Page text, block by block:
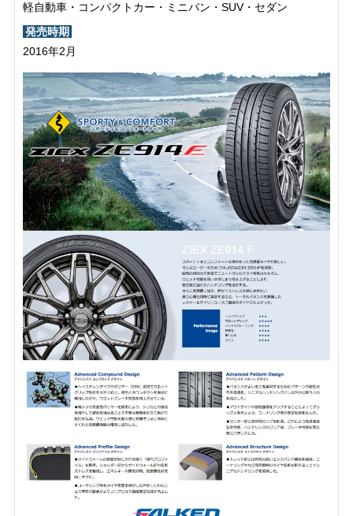
軽自動車・コンパクトカー・ミニバン・SUV・セダン
発売時期
2016年2月